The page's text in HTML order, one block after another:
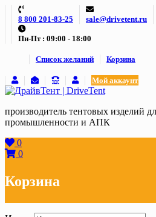
Skip
content
8 800 201-83-25 sale@drivetent.ru
Пн-Пт : 09:00 - 18:00
Список желаний Корзина
Мой аккаунт
производитель тентовых изделий
промышленности и АПК
0
0
Корзина